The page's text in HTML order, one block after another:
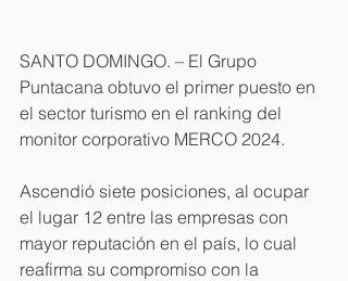
SANTO DOMINGO. – El Grupo
Puntacana obtuvo el primer puesto en
el sector turismo en el ranking del
monitor corporativo MERCO 2024.
Ascendió siete posiciones, al ocupar
el lugar 12 entre las empresas con
mayor reputación en el país, lo cual
reafirma su compromiso con la